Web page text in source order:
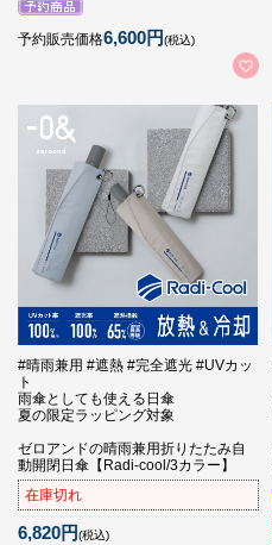
予約販売価格6,600円(税込)
#晴雨兼用 #遮熱 #完全遮光 #UVカッ
ト
雨傘としても使える日傘
夏の限定ラッピング対象
ゼロアンドの晴雨兼用折りたたみ自
動開閉日傘【Radi-cool/3カラー】
在庫切れ
6,820円(税込)